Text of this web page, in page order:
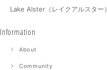
Lake Alster（レイクアルスター）
Information
About
Community